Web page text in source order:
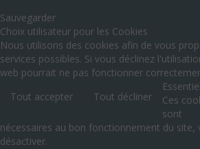
Sauvegarder
Choix utilisateur pour les Cookies
Nous utilisons des cookies afin de vous
services possibles. Si vous déclinez
web pourrait ne pas fonctionner
Tout accepter
Tout décliner
Essentiel
Ces
sont
nécessaires au bon fonctionnement du site,
désactiver.